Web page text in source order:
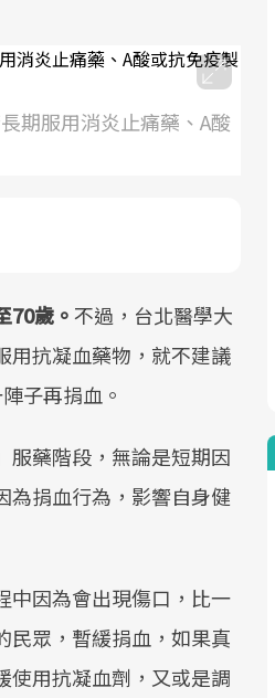
期服用消炎止痛藥、A酸
70歲。不過，台北醫學大
用抗凝血藥物，就不建議
子再捐血。
服藥階段，無論是短期因
為捐血行為，影響自身健
中因為會出現傷口，比一
民眾，暫緩捐血，如果真
使用抗凝血劑，又或是調
會的浪潮，台灣正在快速
，「預防醫學」已成全民
康管理的重要起點。
良醫生活祭體驗「一站式
「換季的身體變化」出
與年齡，帶你找到過去、